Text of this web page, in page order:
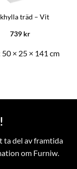
träd – Vit
739 kr
50 × 25 × 141 cm
ta del av framtida
om Furniw.